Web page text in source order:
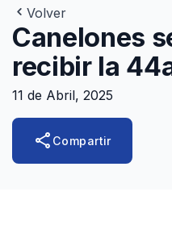
Adquisiciones
Canelones Te Escucha
Teléfonos
navegación
Volver
Canelones
recibir la
Criolla del
Roosevelt
11 de Abril, 2025
share Compartir